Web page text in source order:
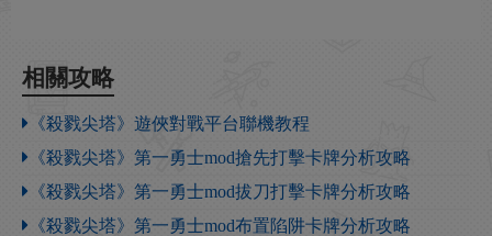
相關攻略
《殺戮尖塔》遊俠對戰平台聯機教程
《殺戮尖塔》第一勇士mod搶先打擊卡牌分析攻略
《殺戮尖塔》第一勇士mod拔刀打擊卡牌分析攻略
《殺戮尖塔》第一勇士mod布置陷阱卡牌分析攻略